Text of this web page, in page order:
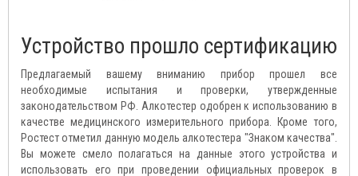
Устройство прошло сертификацию
Предлагаемый вашему вниманию прибор прошел все
необходимые испытания и проверки, утвержденные
законодательством РФ. Алкотестер одобрен к использованию в
качестве медицинского измерительного прибора. Кроме того,
Ростест отметил данную модель алкотестера "Знаком качества".
Вы можете смело полагаться на данные этого устройства и
использовать его при проведении официальных проверок в